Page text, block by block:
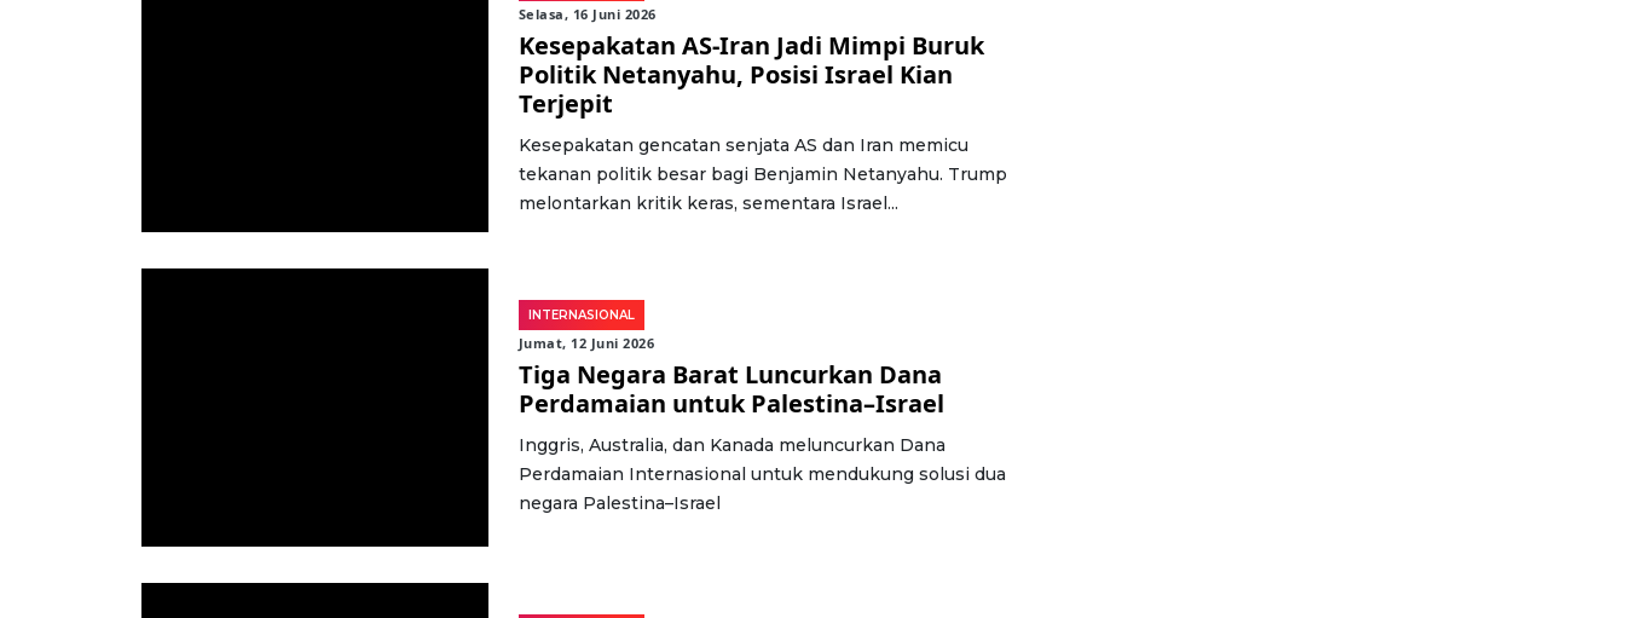
Selasa, 16 Juni 2026
Kesepakatan AS-Iran Jadi Mimpi Buruk
Politik Netanyahu, Posisi Israel Kian
Terjepit
Kesepakatan gencatan senjata AS dan Iran memicu
tekanan politik besar bagi Benjamin Netanyahu. Trump
melontarkan kritik keras, sementara Israel...
INTERNASIONAL
Jumat, 12 Juni 2026
Tiga Negara Barat Luncurkan Dana
Perdamaian untuk Palestina–Israel
Inggris, Australia, dan Kanada meluncurkan Dana
Perdamaian Internasional untuk mendukung solusi dua
negara Palestina–Israel